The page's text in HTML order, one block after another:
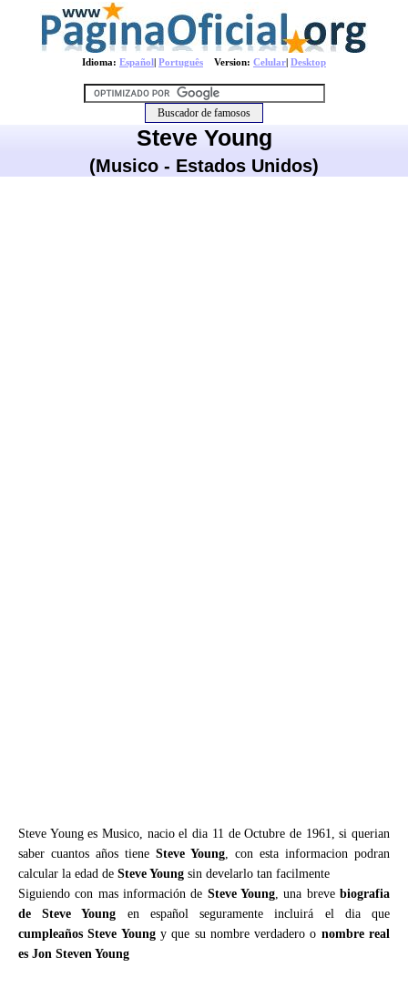
Idioma: Español| Português Version: Celular| Desktop
Steve Young
(Musico - Estados Unidos)
Steve Young es Musico, nacio el dia 11 de Octubre de 1961, si querian
saber cuantos años tiene Steve Young, con esta informacion podran
calcular la edad de Steve Young sin develarlo tan facilmente
Siguiendo con mas información de Steve Young, una brevebiografia
de Steve Young en español seguramente incluirá el dia que
cumpleaños Steve Youngy que su nombre verdadero o nombre real
es Jon Steven Young